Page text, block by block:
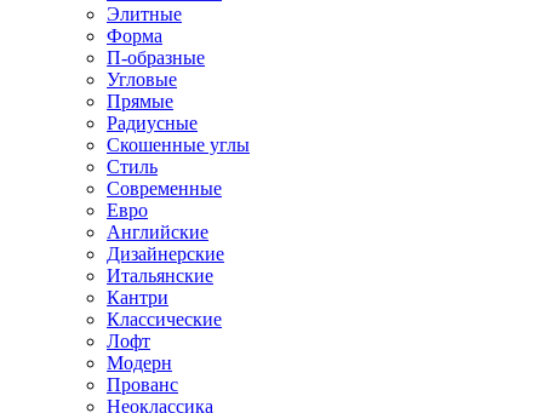
Элитные
Форма
П-образные
Угловые
Прямые
Радиусные
Скошенные углы
Стиль
Современные
Евро
Английские
Дизайнерские
Итальянские
Кантри
Классические
Лофт
Модерн
Прованс
Неоклассика